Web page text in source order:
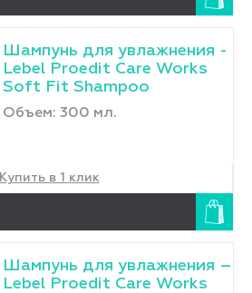
Шампунь для увлажнения -
Lebel Proedit Care Works
Soft Fit Shampoo
Объем: 300 мл.
Купить в 1 клик
Шампунь для увлажнения –
Lebel Proedit Care Works